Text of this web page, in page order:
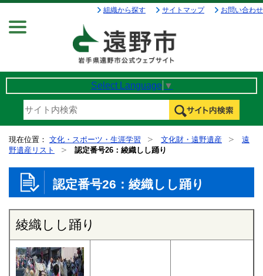
組織から探す サイトマップ お問い合わせ
Select Language ▼
現在位置： 文化・スポーツ・生涯学習 文化財・遠野遺産
遠
野遺産リスト
認定番号26：綾織しし踊り
認定番号26：綾織しし踊り
綾織しし踊り